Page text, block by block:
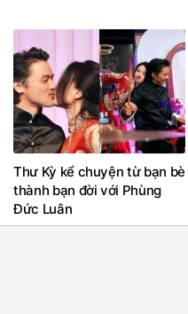
Thư Kỳ kể chuyện từ bạn bè
thành bạn đời với Phùng
Đức Luân